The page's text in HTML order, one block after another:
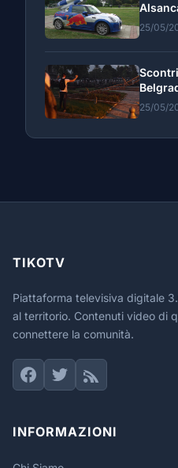
25/05/
25/05/
TIKOTV
Piattaforma televisiva digitale
al territorio. Contenuti video di
connettere la comunità.
INFORMAZIONI